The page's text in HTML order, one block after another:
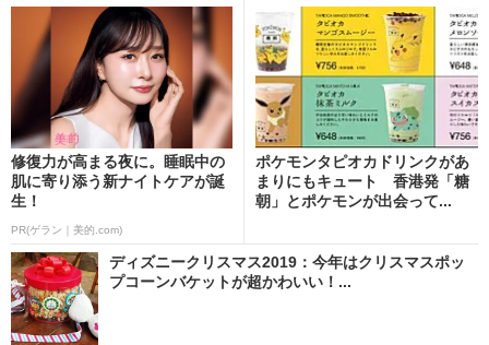
修復力が高まる夜に。睡眠中の
肌に寄り添う新ナイトケアが誕
生！
PR(ゲラン｜美的.com)
ポケモンタピオカドリンクがあ
まりにもキュート 香港発「糖
朝」とポケモンが出会って...
ディズニークリスマス2019：今年はクリスマスポッ
プコーンバケットが超かわいい！...